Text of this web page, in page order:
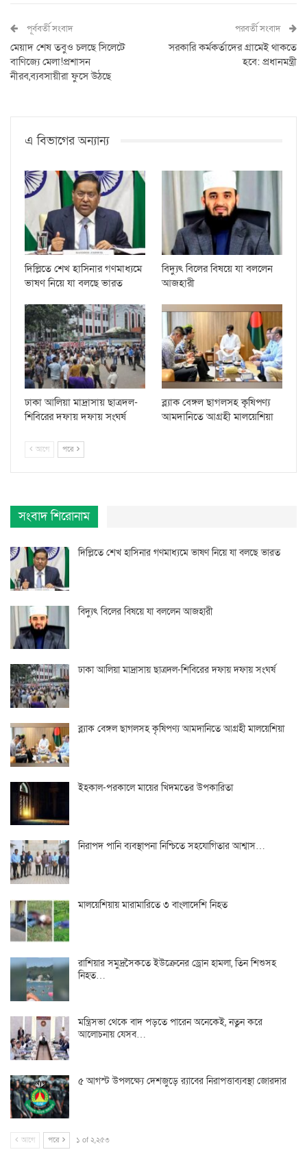
পূর্ববর্তী সংবাদ
মেয়াদ শেষ তবুও চলছে সিলেটে
বাণিজ্যে মেলা!প্রশাসন
নীরব,ব্যবসায়ীরা ফুসে উঠছে
পরবর্তী সংবাদ
সরকারি কর্মকর্তাদের গ্রামেই থাকতে
হবে: প্রধানমন্ত্রী
এ বিভাগের অন্যান্য
দিল্লিতে শেখ হাসিনার গণমাধ্যমে
ভাষণ নিয়ে যা বলছে ভারত
বিদ্যুৎ বিলের বিষয়ে যা বললেন
আজহারী
ঢাকা আলিয়া মাদ্রাসায় ছাত্রদল-
শিবিরের দফায় দফায় সংঘর্ষ
ব্ল্যাক বেঙ্গল ছাগলসহ কৃষিপণ্য
আমদানিতে আগ্রহী মালয়েশিয়া
আগে পরে
সংবাদ শিরোনাম
দিল্লিতে শেখ হাসিনার গণমাধ্যমে ভাষণ নিয়ে যা বলছে ভারত
বিদ্যুৎ বিলের বিষয়ে যা বললেন আজহারী
ঢাকা আলিয়া মাদ্রাসায় ছাত্রদল-শিবিরের দফায় দফায় সংঘর্ষ
ব্ল্যাক বেঙ্গল ছাগলসহ কৃষিপণ্য আমদানিতে আগ্রহী মালয়েশিয়া
ইহকাল-পরকালে মায়ের খিদমতের উপকারিতা
নিরাপদ পানি ব্যবস্থাপনা নিশ্চিতে সহযোগিতার আশ্বাস…
মালয়েশিয়ায় মারামারিতে ৩ বাংলাদেশি নিহত
রাশিয়ার সমুদ্রসৈকতে ইউক্রেনের ড্রোন হামলা, তিন শিশুসহ
নিহত…
মন্ত্রিসভা থেকে বাদ পড়তে পারেন অনেকেই, নতুন করে
আলোচনায় যেসব…
৫ আগস্ট উপলক্ষ্যে দেশজুড়ে র‌্যাবের নিরাপত্তাব্যবস্থা জোরদার
আগে পরে ১ of ২,২৫৩